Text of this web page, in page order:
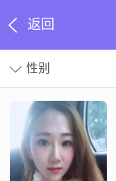
返回
性别